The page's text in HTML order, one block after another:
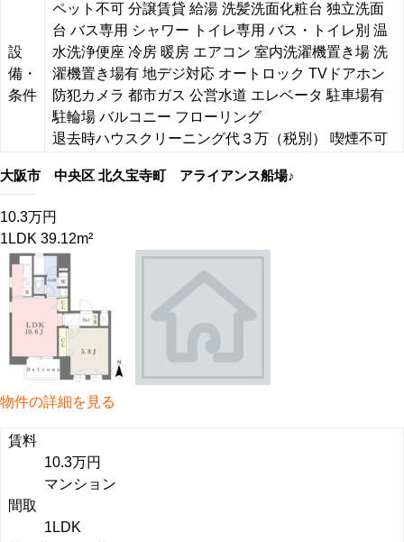
設
備・
条件
ペット不可 分譲賃貸 給湯 洗髪洗面化粧台 独立洗面
台 バス専用 シャワー トイレ専用 バス・トイレ別 温
水洗浄便座 冷房 暖房 エアコン 室内洗濯機置き場 洗
濯機置き場有 地デジ対応 オートロック TVドアホン
防犯カメラ 都市ガス 公営水道 エレベータ 駐車場有
駐輪場 バルコニー フローリング
退去時ハウスクリーニング代３万（税別） 喫煙不可
大阪市 中央区 北久宝寺町 アライアンス船場♪
10.3万円
1LDK 39.12m²
物件の詳細を見る
賃料
10.3万円
マンション
間取
1LDK